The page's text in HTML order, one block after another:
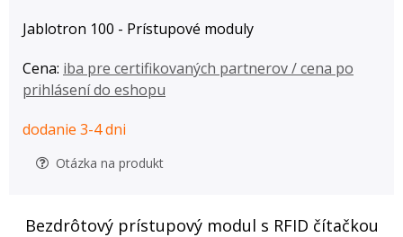
Jablotron 100 - Prístupové moduly
Cena: iba pre certifikovaných partnerov / cena po
prihlásení do eshopu
dodanie 3-4 dni
Otázka na produkt
Bezdrôtový prístupový modul s RFID čítačkou